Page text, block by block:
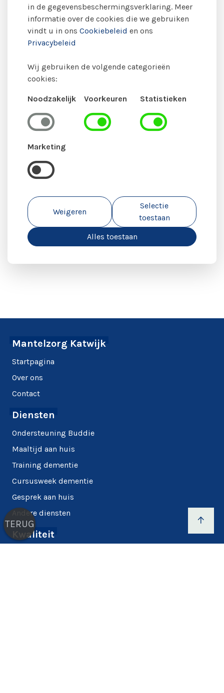
Aanmelden
TERUG
Mantelzorg Katwijk
Startpagina
Over ons
Contact
Diensten
Ondersteuning Buddie
Maaltijd aan huis
Training dementie
Cursusweek dementie
Gesprek aan huis
Andere diensten
Kwaliteit
in de gegevensbeschermingsverklaring. Meer
informatie over de cookies die we gebruiken
vindt u in ons Cookiebeleid en ons
Privacybeleid
Wij gebruiken de volgende categorieën
cookies:
Noodzakelijk Voorkeuren Statistieken
Marketing
Weigeren
Selectie
toestaan
Alles toestaan